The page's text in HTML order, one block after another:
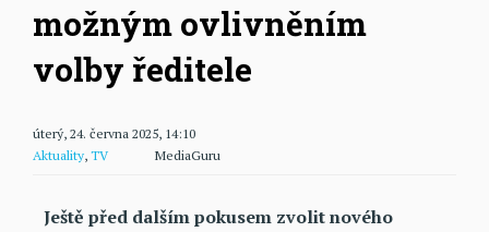
možným ovlivněním
volby ředitele
úterý, 24. června 2025, 14:10
Aktuality, TV MediaGuru
Ještě před dalším pokusem zvolit nového